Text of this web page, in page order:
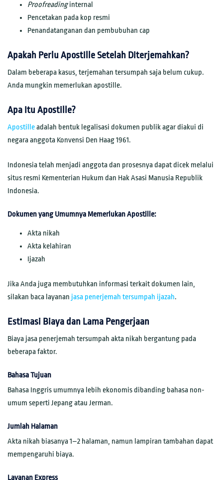
Proofreadinginternal
Pencetakan pada kop resmi
Penandatanganan dan pembubuhan cap
Apakah Perlu Apostille Setelah Diterjemahkan?
Dalam beberapa kasus, terjemahan tersumpah saja belum cukup.
Anda mungkin memerlukan apostille.
Apa Itu Apostille?
Apostilleadalah bentuk legalisasi dokumen publik agar diakui di
negara anggota Konvensi Den Haag 1961.
Indonesia telah menjadi anggota dan prosesnya dapat dicek melalui
situs resmi Kementerian Hukum dan Hak Asasi Manusia Republik
Indonesia.
Dokumen yang Umumnya Memerlukan Apostille:
Akta nikah
Akta kelahiran
Ijazah
Jika Anda juga membutuhkan informasi terkait dokumen lain,
silakan baca layanan jasa penerjemah tersumpah ijazah.
Estimasi Biaya dan Lama Pengerjaan
Biaya jasa penerjemah tersumpah akta nikah bergantung pada
beberapa faktor.
Bahasa Tujuan
Bahasa Inggris umumnya lebih ekonomis dibanding bahasa non-
umum seperti Jepang atau Jerman.
Jumlah Halaman
Akta nikah biasanya 1–2 halaman, namun lampiran tambahan dapat
mempengaruhi biaya.
Layanan Express